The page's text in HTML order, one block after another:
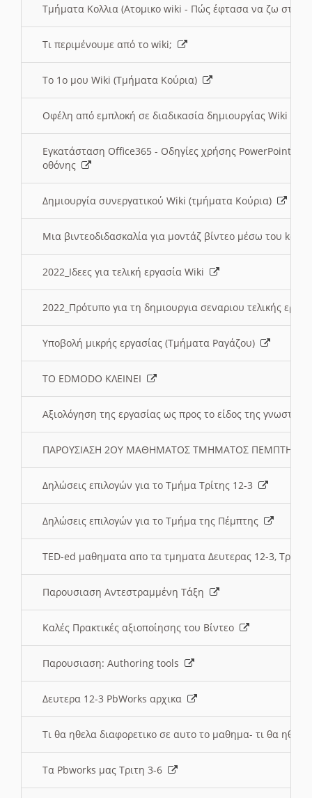
Τμήματα Κολλια (Ατομικο wiki - Πώς έφτασα να ζω στην
Τι περιμένουμε από το wiki;
Το 1ο μου Wiki (Τμήματα Κούρια)
Οφέλη από εμπλοκή σε διαδικασία δημιουργίας Wiki
Εγκατάσταση Office365 - Οδηγίες χρήσης PowerPoint
οθόνης
Δημιουργία συνεργατικού Wiki (τμήματα Κούρια)
Μια βιντεοδιδασκαλία για μοντάζ βίντεο μέσω του
2022_Ιδεες για τελική εργασία Wiki
2022_Πρότυπο για τη δημιουργια σεναριου τελικής
Υποβολή μικρής εργασίας (Τμήματα Ραγάζου)
ΤΟ EDMODO ΚΛΕΙΝΕΙ
Αξιολόγηση της εργασίας ως προς το είδος της
ΠΑΡΟΥΣΙΑΣΗ 2ΟΥ ΜΑΘΗΜΑΤΟΣ ΤΜΗΜΑΤΟΣ
Δηλώσεις επιλογών για το Τμήμα Τρίτης 12-3
Δηλώσεις επιλογών για το Τμήμα της Πέμπτης
TED-ed μαθηματα απο τα τμηματα Δευτερας 12-3,
Παρουσιαση Αντεστραμμένη Τάξη
Καλές Πρακτικές αξιοποίησης του Βίντεο
Παρουσιαση: Authoring tools
Δευτερα 12-3 PbWorks αρχικα
Τι θα ηθελα διαφορετικο σε αυτο το μαθημα- τι θα
Τα Pbworks μας Τριτη 3-6